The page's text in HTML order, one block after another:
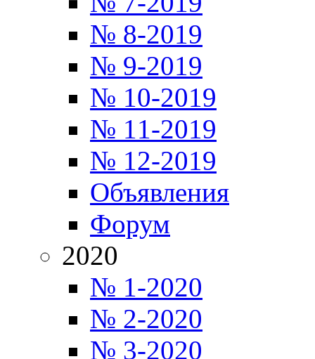
№ 8-2019
№ 9-2019
№ 10-2019
№ 11-2019
№ 12-2019
Объявления
Форум
2020
№ 1-2020
№ 2-2020
№ 3-2020